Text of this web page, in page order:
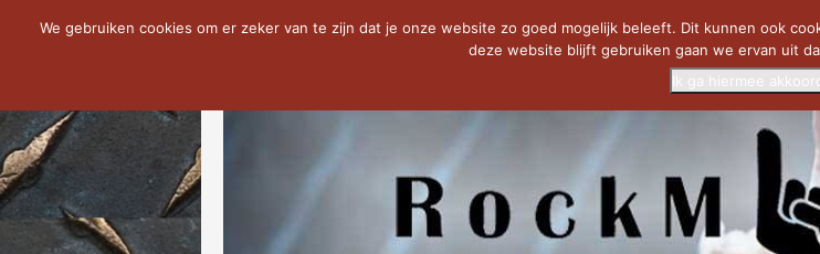
NOW TRENDING: THE VICIOUS HEAD SOCIETY... PRIDE OF LIONS – U...
We gebruiken cookies om er zeker van te zijn dat je onze website zo goed mogelijk beleeft. Dit kunnen ook
deze website blijft gebruiken gaan we ervan uit
Ik ga hiermee